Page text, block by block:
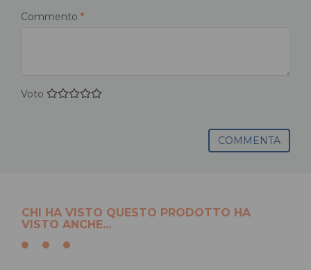
Commento *
Voto
COMMENTA
CHI HA VISTO QUESTO PRODOTTO HA
VISTO ANCHE...